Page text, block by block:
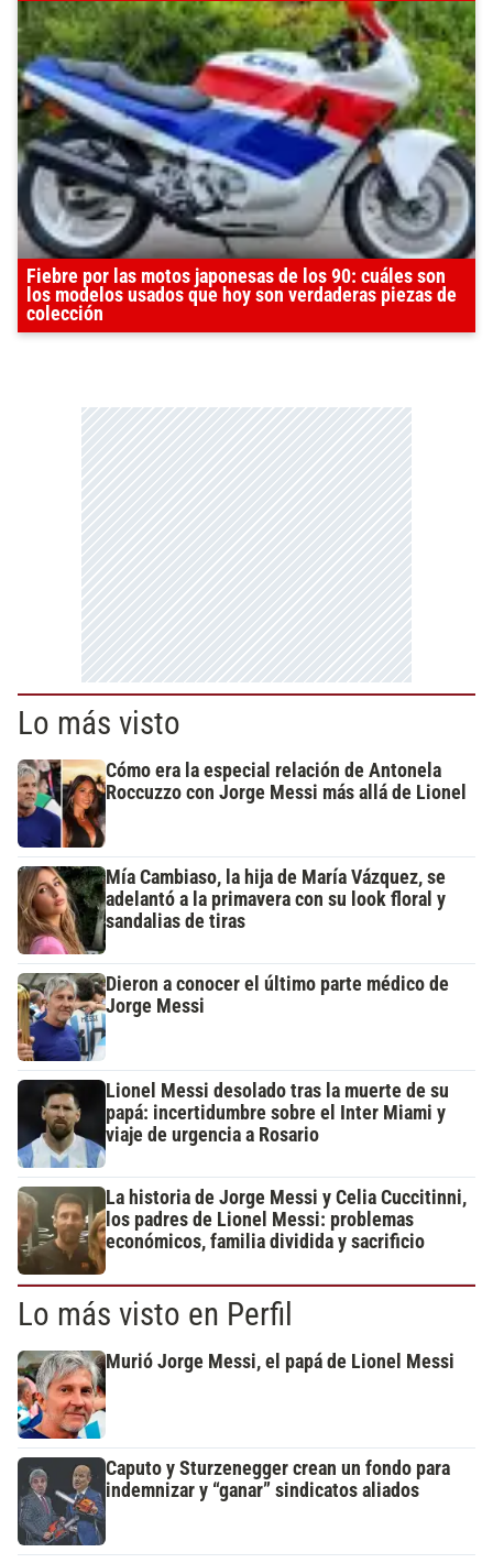
Fiebre por las motos japonesas de los 90: cuáles son
los modelos usados que hoy son verdaderas piezas de
colección
Lo más visto
Cómo era la especial relación de Antonela
Roccuzzo con Jorge Messi más allá de Lionel
Mía Cambiaso, la hija de María Vázquez, se
adelantó a la primavera con su look floral y
sandalias de tiras
Dieron a conocer el último parte médico de
Jorge Messi
Lionel Messi desolado tras la muerte de su
papá: incertidumbre sobre el Inter Miami y
viaje de urgencia a Rosario
La historia de Jorge Messi y Celia Cuccitinni,
los padres de Lionel Messi: problemas
económicos, familia dividida y sacrificio
Lo más visto en Perfil
Murió Jorge Messi, el papá de Lionel Messi
Caputo y Sturzenegger crean un fondo para
indemnizar y “ganar” sindicatos aliados